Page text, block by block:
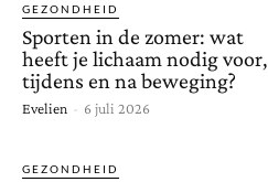
GEZONDHEID
Sporten in de zomer: wat
heeft je lichaam nodig voor,
tijdens en na beweging?
Evelien - 6 juli 2026
GEZONDHEID